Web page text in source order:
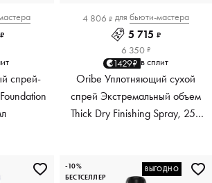
₽
спрей-
4 806 ₽ для бьюти-мастера
5 715 ₽
6 350 ₽
1429₽ в сплит
Oribe Уплотняющий сухой
спрей Экстремальный объем
Thick Dry Finishing Spray, 250
ВЫГОДНО
-10%
БЕСТСЕЛЛЕР